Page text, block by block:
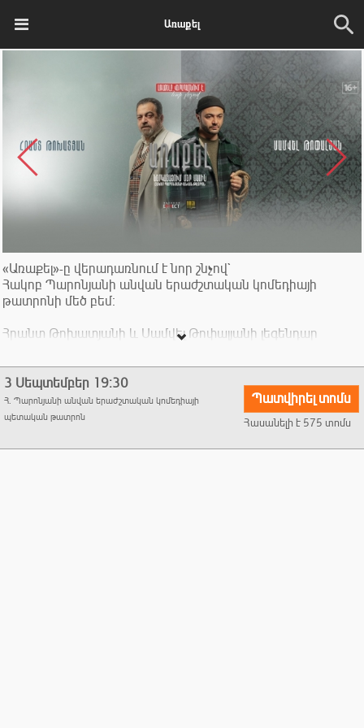
Առաքել
«Առաքել»-ը վերադառնում է նոր շնչով`
Հակոբ Պարոնյանի անվան երաժշտական կոմեդիայի
թատրոնի մեծ բեմ։
Հրանտ Թոխատյանի և Սամվել Թոփալյանի լեգենդար
Միայն մեր մասին…
Գլխավոր դերերում՝ Հրանտ Թոխատյան, Սամվել Թոփալյան
Տոմսերի արժեքները՝ 3000-12000դր։
3 Սեպտեմբեր 19:30
Հ. Պարոնյանի անվան երաժշտական կոմեդիայի
պետական թատրոն
Պատվիրել տոմս
Հասանելի է 575 տոմս